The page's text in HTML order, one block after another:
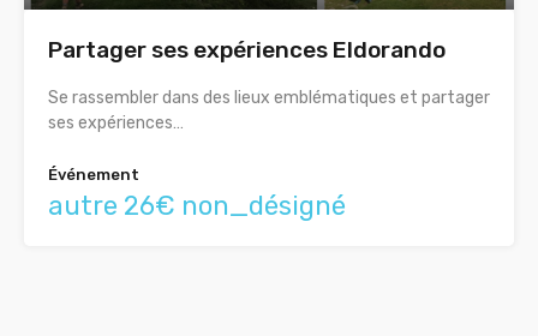
Partager ses expériences Eldorando
Se rassembler dans des lieux emblématiques et partager
ses expériences…
Événement
autre 26€ non_désigné